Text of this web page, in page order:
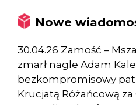
Nowe
30.04.26 Zamość –
zmarł nagle Adam
bezkompromisowy
Krucjatą Różańcową